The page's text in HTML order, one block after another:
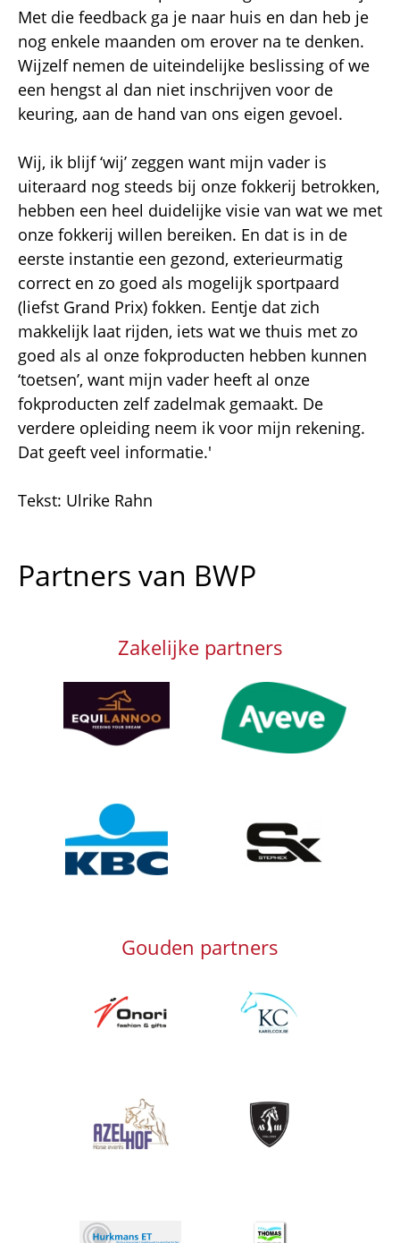
Met die feedback ga je naar huis en dan heb je
nog enkele maanden om erover na te denken.
Wijzelf nemen de uiteindelijke beslissing of we
een hengst al dan niet inschrijven voor de
keuring, aan de hand van ons eigen gevoel.
Wij, ik blijf ‘wij’ zeggen want mijn vader is
uiteraard nog steeds bij onze fokkerij betrokken,
hebben een heel duidelijke visie van wat we met
onze fokkerij willen bereiken. En dat is in de
eerste instantie een gezond, exterieurmatig
correct en zo goed als mogelijk sportpaard
(liefst Grand Prix) fokken. Eentje dat zich
makkelijk laat rijden, iets wat we thuis met zo
goed als al onze fokproducten hebben kunnen
‘toetsen’, want mijn vader heeft al onze
fokproducten zelf zadelmak gemaakt. De
verdere opleiding neem ik voor mijn rekening.
Dat geeft veel informatie.'
Tekst: Ulrike Rahn
Partners van BWP
Zakelijke partners
Afbeelding Afbeelding
Afbeelding
Gouden partners
Afbeelding Afbeelding
Afbeelding Afbeelding
Afbeelding